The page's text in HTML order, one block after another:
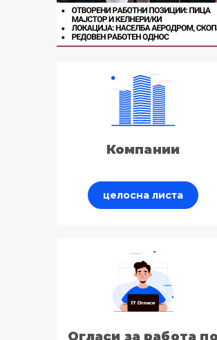
Компании
целосна листа
Огласи за работа по